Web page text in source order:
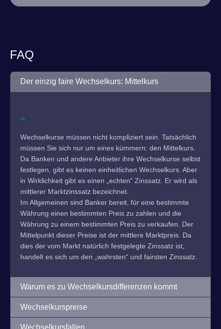
FAQ
Der einzig faire Wechselkurs: Mittelkurs
Wechselkurse müssen nicht kompliziert sein. Tatsächlich
müssen Sie sich nur um eines kümmern: den Mittelkurs.
Da Banken und andere Anbieter ihre Wechselkurse selbst
festlegen, gibt es keinen einheitlichen Wechselkurs. Aber
in Wirklichkeit gibt es einen „echten“ Zinssatz. Er wird als
mittlerer Marktzinssatz bezeichnet.
Im Allgemeinen sind Banker bereit, für eine bestimmte
Währung einen bestimmten Preis zu zahlen und die
Währung zu einem bestimmten Preis zu verkaufen. Der
Mittelpunkt dieser Preise ist der mittlere Marktpreis. Da
dies der vom Markt natürlich festgelegte Zinssatz ist,
handelt es sich um den „wahrsten“ und fairsten Zinssatz.
Warum es zu Wechselkursdifferenzen kommt
Wechselkurspreise
Wechselkursfallen